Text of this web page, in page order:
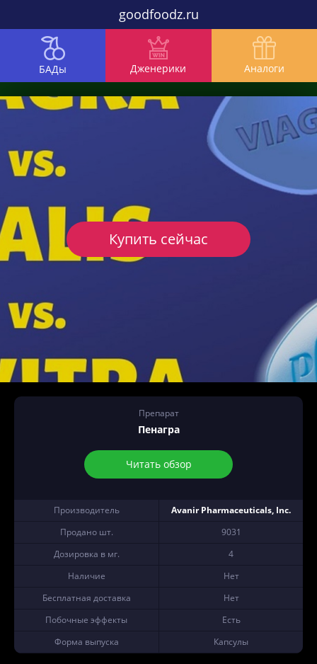
goodfoodz.ru
БАДы Дженерики Аналоги
Препарат
Пенагра
Читать обзор
Производитель
Avanir Pharmaceuticals, Inc.
Продано шт.
9031
Дозировка в мг.
4
Наличие
Нет
Бесплатная доставка
Нет
Побочные эффекты
Есть
Форма выпуска
Капсулы
Купить сейчас